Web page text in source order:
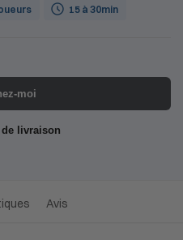
15 à 30min
moi
de livraison
Avis